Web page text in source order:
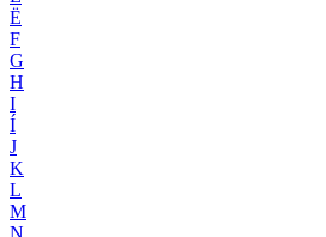
Ë
F
G
H
I
Í
J
K
L
M
N